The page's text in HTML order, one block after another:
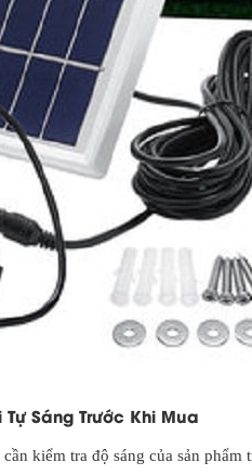
Sáng Trước Khi Mua
kiểm tra độ sáng của sản phẩm